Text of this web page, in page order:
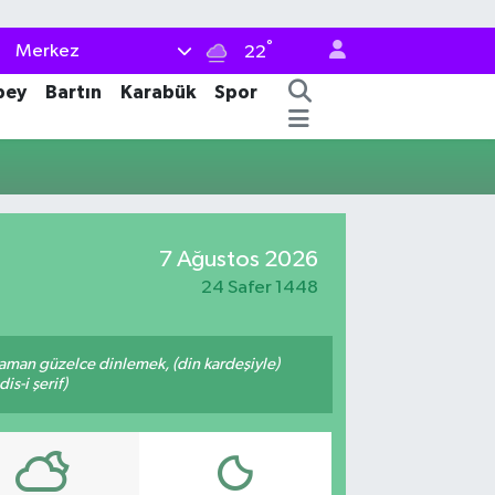
Merkez 22°
Bartın Karabük
Spor
7 Ağustos 2026
24 Safer 1448
güzelce dinlemek, (din kardeşiyle)
i şerif)